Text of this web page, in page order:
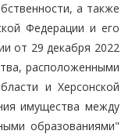
а также
Федерации и его
от 29 декабря 2022
расположенными
и Херсонской
имущества между
образованиями"